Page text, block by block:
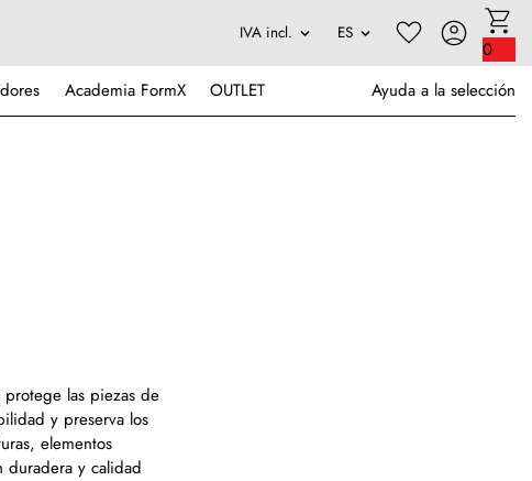
0
Academia FormX OUTLET Ayuda a la selección
las piezas de
y preserva los
elementos
duradera y calidad